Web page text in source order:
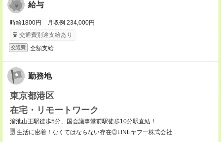
給与
時給1800円 月収例 234,000円
交通費別途支給あり
交通費 全額支給
勤務地
東京都港区
在宅・リモートワーク
溜池山王駅徒歩5分、国会議事堂前駅徒歩10分駅直結！
生活に密着！なくてはならない存在◎LINEヤフー株式会社